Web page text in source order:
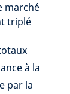
marché
triplé
à la
par la